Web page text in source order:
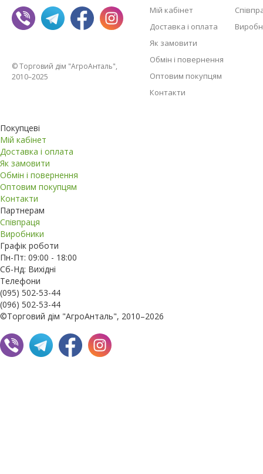
© Торговий дім "АгроАнталь",
2010–2025
Мій кабінет
Доставка і оплата
Як замовити
Обмін і повернення
Оптовим покупцям
Контакти
Покупцеві
Мій кабінет
Доставка і оплата
Як замовити
Обмін і повернення
Оптовим покупцям
Контакти
Партнерам
Співпраця
Виробники
Графік роботи
Пн-Пт: 09:00 - 18:00
Сб-Нд: Вихідні
Телефони
(095) 502-53-44
(096) 502-53-44
©Торговий дім "АгроАнталь", 2010–2026